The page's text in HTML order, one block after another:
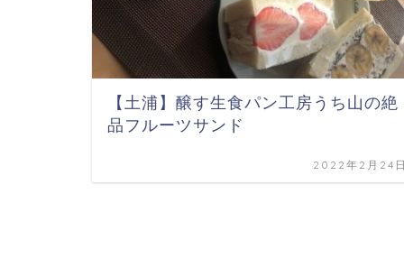
【土浦】醸す生食パン工房うち山の絶
品フルーツサンド
2022年2月24